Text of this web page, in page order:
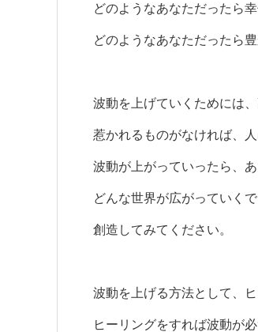
どのようなあなただったら幸
どのようなあなただったら豊
波動を上げていくためには
惹かれるものがなければ、
波動が上がっていったら、
どんな世界が広がっていくで
創造してみてください。
波動を上げる方法として、
ヒーリングをすれば波動が